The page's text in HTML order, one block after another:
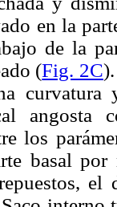
en la
de la
(Fig. 2C
angosta
los
basal por